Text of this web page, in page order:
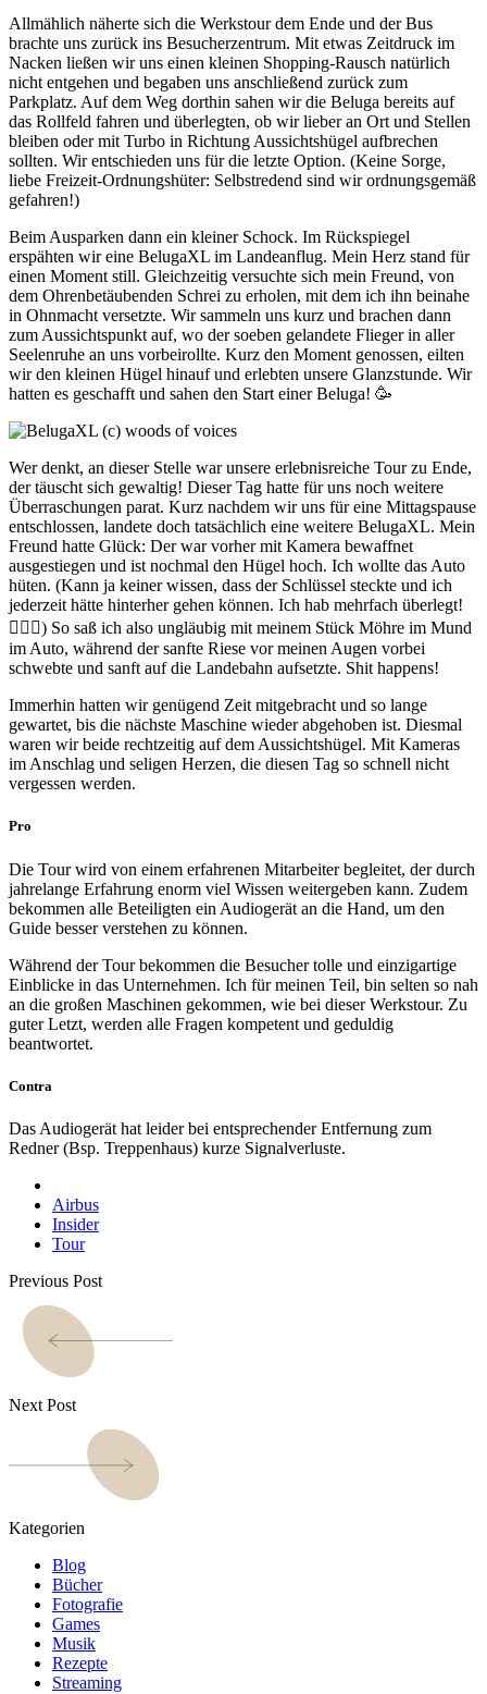
Allmählich näherte sich die Werkstour dem Ende und der Bus
brachte uns zurück ins Besucherzentrum. Mit etwas Zeitdruck im
Nacken ließen wir uns einen kleinen Shopping-Rausch natürlich
nicht entgehen und begaben uns anschließend zurück zum
Parkplatz. Auf dem Weg dorthin sahen wir die Beluga bereits auf
das Rollfeld fahren und überlegten, ob wir lieber an Ort und Stellen
bleiben oder mit Turbo in Richtung Aussichtshügel aufbrechen
sollten. Wir entschieden uns für die letzte Option. (Keine Sorge,
liebe Freizeit-Ordnungshüter: Selbstredend sind wir ordnungsgemäß
gefahren!)
Beim Ausparken dann ein kleiner Schock. Im Rückspiegel
erspähten wir eine BelugaXL im Landeanflug. Mein Herz stand für
einen Moment still. Gleichzeitig versuchte sich mein Freund, von
dem Ohrenbetäubenden Schrei zu erholen, mit dem ich ihn beinahe
in Ohnmacht versetzte. Wir sammeln uns kurz und brachen dann
zum Aussichtspunkt auf, wo der soeben gelandete Flieger in aller
Seelenruhe an uns vorbeirollte. Kurz den Moment genossen, eilten
wir den kleinen Hügel hinauf und erlebten unsere Glanzstunde. Wir
hatten es geschafft und sahen den Start einer Beluga! 🥳
Wer denkt, an dieser Stelle war unsere erlebnisreiche Tour zu Ende,
der täuscht sich gewaltig! Dieser Tag hatte für uns noch weitere
Überraschungen parat. Kurz nachdem wir uns für eine Mittagspause
entschlossen, landete doch tatsächlich eine weitere BelugaXL. Mein
Freund hatte Glück: Der war vorher mit Kamera bewaffnet
ausgestiegen und ist nochmal den Hügel hoch. Ich wollte das Auto
hüten. (Kann ja keiner wissen, dass der Schlüssel steckte und ich
jederzeit hätte hinterher gehen können. Ich hab mehrfach überlegt!
🤦🏻‍♀️) So saß ich also ungläubig mit meinem Stück Möhre im Mund
im Auto, während der sanfte Riese vor meinen Augen vorbei
schwebte und sanft auf die Landebahn aufsetzte. Shit happens!
Immerhin hatten wir genügend Zeit mitgebracht und so lange
gewartet, bis die nächste Maschine wieder abgehoben ist. Diesmal
waren wir beide rechtzeitig auf dem Aussichtshügel. Mit Kameras
im Anschlag und seligen Herzen, die diesen Tag so schnell nicht
vergessen werden.
Pro
Die Tour wird von einem erfahrenen Mitarbeiter begleitet, der durch
jahrelange Erfahrung enorm viel Wissen weitergeben kann. Zudem
bekommen alle Beteiligten ein Audiogerät an die Hand, um den
Guide besser verstehen zu können.
Während der Tour bekommen die Besucher tolle und einzigartige
Einblicke in das Unternehmen. Ich für meinen Teil, bin selten so nah
an die großen Maschinen gekommen, wie bei dieser Werkstour. Zu
guter Letzt, werden alle Fragen kompetent und geduldig
beantwortet.
Contra
Das Audiogerät hat leider bei entsprechender Entfernung zum
Redner (Bsp. Treppenhaus) kurze Signalverluste.
Airbus
Insider
Tour
Previous Post
Next Post
Kategorien
Blog
Bücher
Fotografie
Games
Musik
Rezepte
Streaming